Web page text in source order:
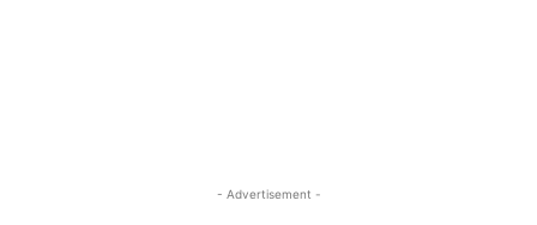
- Advertisement -